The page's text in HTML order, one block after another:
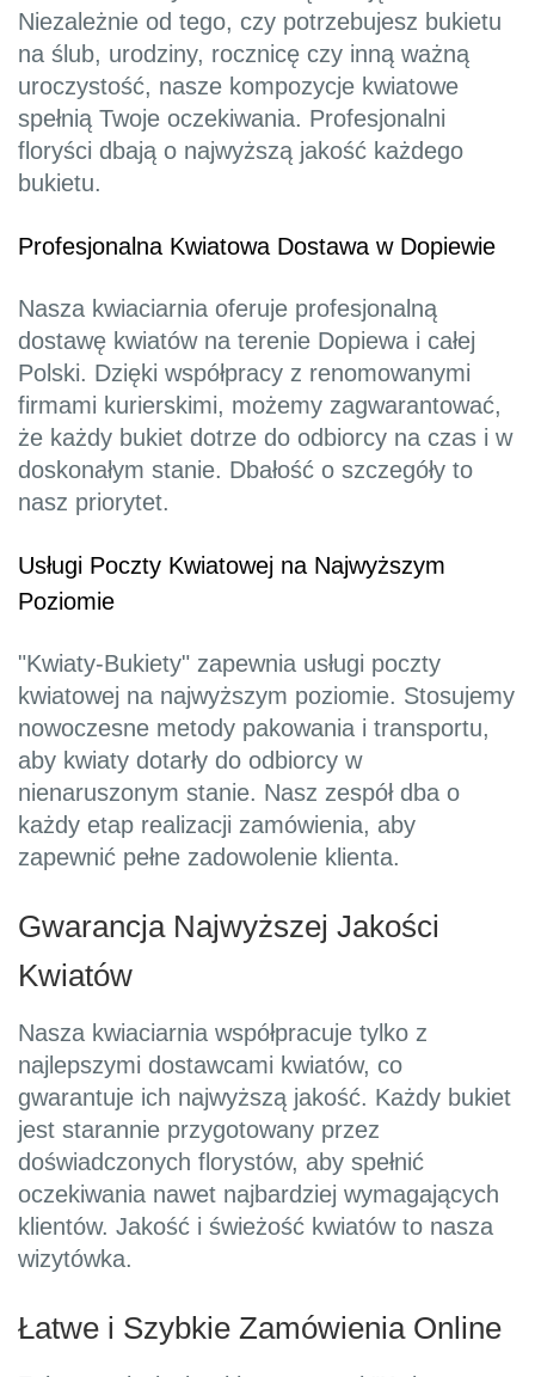
Niezależnie od tego, czy potrzebujesz bukietu
na ślub, urodziny, rocznicę czy inną ważną
uroczystość, nasze kompozycje kwiatowe
spełnią Twoje oczekiwania. Profesjonalni
floryści dbają o najwyższą jakość każdego
bukietu.
Profesjonalna Kwiatowa Dostawa w Dopiewie
Nasza kwiaciarnia oferuje profesjonalną
dostawę kwiatów na terenie Dopiewa i całej
Polski. Dzięki współpracy z renomowanymi
firmami kurierskimi, możemy zagwarantować,
że każdy bukiet dotrze do odbiorcy na czas i w
doskonałym stanie. Dbałość o szczegóły to
nasz priorytet.
Usługi Poczty Kwiatowej na Najwyższym
Poziomie
"Kwiaty-Bukiety" zapewnia usługi poczty
kwiatowej na najwyższym poziomie. Stosujemy
nowoczesne metody pakowania i transportu,
aby kwiaty dotarły do odbiorcy w
nienaruszonym stanie. Nasz zespół dba o
każdy etap realizacji zamówienia, aby
zapewnić pełne zadowolenie klienta.
Gwarancja Najwyższej Jakości
Kwiatów
Nasza kwiaciarnia współpracuje tylko z
najlepszymi dostawcami kwiatów, co
gwarantuje ich najwyższą jakość. Każdy bukiet
jest starannie przygotowany przez
doświadczonych florystów, aby spełnić
oczekiwania nawet najbardziej wymagających
klientów. Jakość i świeżość kwiatów to nasza
wizytówka.
Łatwe i Szybkie Zamówienia Online